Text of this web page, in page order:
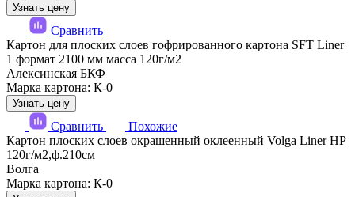
Узнать цену
Сравнить
Картон для плоских слоев гофрированного картона SFT Liner
1 формат 2100 мм масса 120г/м2
Алексинская БКФ
Марка картона: К-0
Узнать цену
Сравнить
Похожие
Картон плоских слоев окрашенный оклеенный Volga Liner HP
120г/м2,ф.210см
Волга
Марка картона: К-0